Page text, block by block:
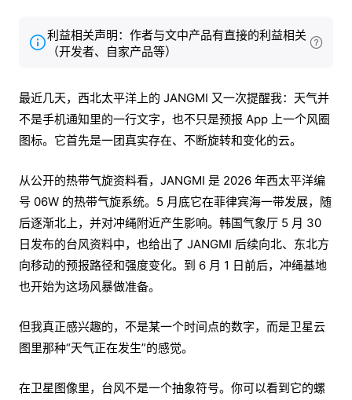
利益相关声明：作者与文中产品有直接的利益相关
（开发者、自家产品等）
最近几天，西北太平洋上的 JANGMI 又一次提醒我：天气并
不是手机通知里的一行文字，也不只是预报 App 上一个风圈
图标。它首先是一团真实存在、不断旋转和变化的云。
从公开的热带气旋资料看，JANGMI 是 2026 年西太平洋编
号 06W 的热带气旋系统。5 月底它在菲律宾海一带发展，随
后逐渐北上，并对冲绳附近产生影响。韩国气象厅 5 月 30
日发布的台风资料中，也给出了 JANGMI 后续向北、东北方
向移动的预报路径和强度变化。到 6 月 1 日前后，冲绳基地
也开始为这场风暴做准备。
但我真正感兴趣的，不是某一个时间点的数字，而是卫星云
图里那种“天气正在发生”的感觉。
在卫星图像里，台风不是一个抽象符号。你可以看到它的螺